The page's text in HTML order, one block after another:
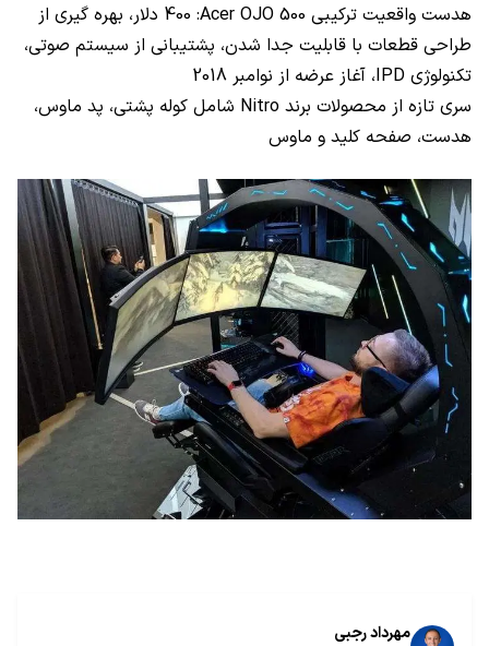
هدست واقعیت ترکیبی Acer OJO 500
: 400 دلار، بهره گیری از
طراحی قطعات با قابلیت جدا شدن، پشتیبانی از سیستم صوتی،
تکنولوژی IPD، آغاز عرضه از نوامبر 2018
سری تازه از محصولات برند Nitro شامل کوله پشتی، پد ماوس،
هدست، صفحه کلید و ماوس
مهرداد رجبی